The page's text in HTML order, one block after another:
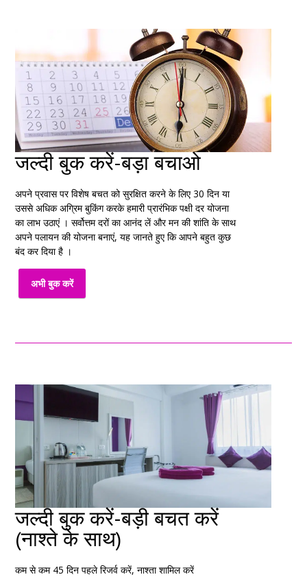
जल्दी बुक करें-बड़ा बचाओ
अपने प्रवास पर विशेष बचत को सुरक्षित करने के लिए 30 दिन या
उससे अधिक अग्रिम बुकिंग करके हमारी प्रारंभिक पक्षी दर योजना
का लाभ उठाएं । सर्वोत्तम दरों का आनंद लें और मन की शांति के साथ
अपने पलायन की योजना बनाएं, यह जानते हुए कि आपने बहुत कुछ
बंद कर दिया है ।
अभी बुक करें
जल्दी बुक करें-बड़ी बचत करें
(नाश्ते के साथ)
कम से कम 45 दिन पहले रिजर्व करें, नाश्ता शामिल करें